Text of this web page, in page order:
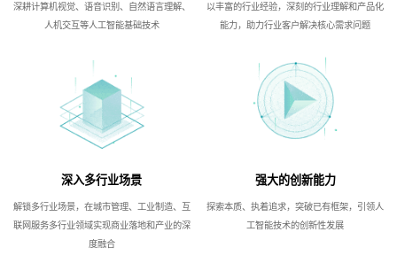
深耕计算机视觉、语音识别、自然语言理解、
人机交互等人工智能基础技术
以丰富的行业经验，深刻的行业理解和产品化
能力，助力行业客户解决核心需求问题
深入多行业场景
解锁多行业场景，在城市管理、工业制造、互
联网服务多行业领域实现商业落地和产业的深
度融合
强大的创新能力
探索本质、执着追求，突破已有框架，引领人
工智能技术的创新性发展